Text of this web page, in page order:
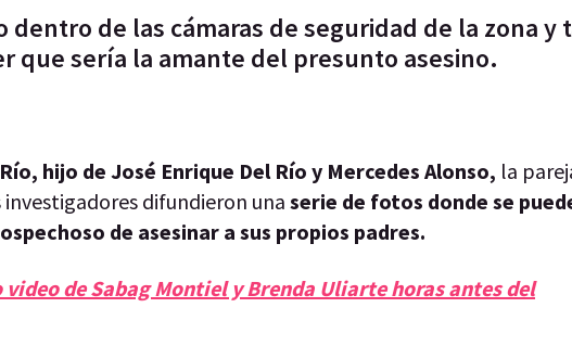
de las cámaras de seguridad de la zona y
que sería la amante del presunto asesino.
hijo de José Enrique Del Río y Mercedes Alonso, la
investigadores difundieron una serie de fotos donde se
de asesinar a sus propios padres.
video de Sabag Montiel y Brenda Uliarte horas antes del